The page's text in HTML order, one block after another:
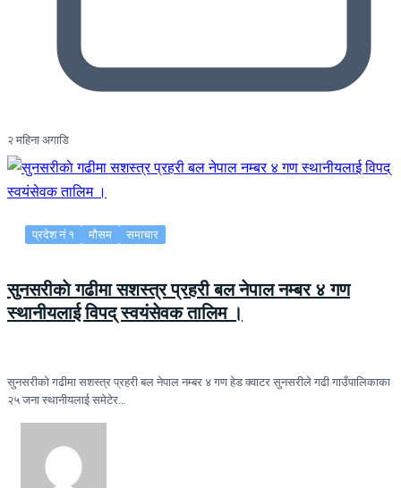
२ महिना अगाडि
प्रदेश नं १ मौसम समाचार
सुनसरीकाे गढीमा सशस्त्र प्रहरी बल नेपाल नम्बर ४ गण
स्थानीयलाई विपद् स्वयंसेवक तालिम ।
सुनसरीकाे गढीमा सशस्त्र प्रहरी बल नेपाल नम्बर ४ गण हेड क्वाटर सुनसरीले गढी गाउँपालिकाका
२५ जना स्थानीयलाई समेटेर…